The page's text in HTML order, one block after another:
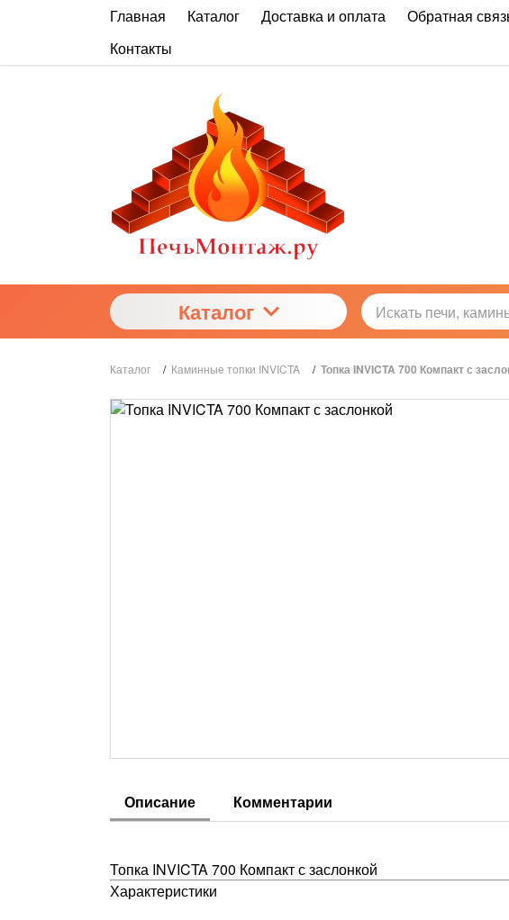
Главная Каталог Доставка и оплата Обратная
Контакты
Каталог
Каталог / Каминные топки INVICTA / Топка INVICTA 700 Компакт с
Описание Комментарии
Топка INVICTA 700 Компакт с заслонкой
Характеристики